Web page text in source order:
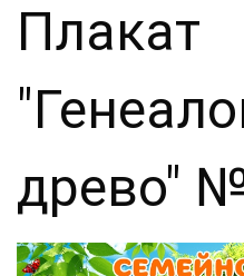
Плакат
древо"